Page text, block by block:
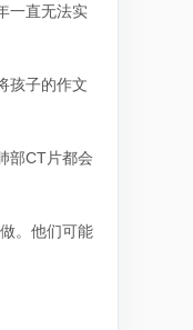
一直无法实
孩子的作文
部CT片都会
。他们可能